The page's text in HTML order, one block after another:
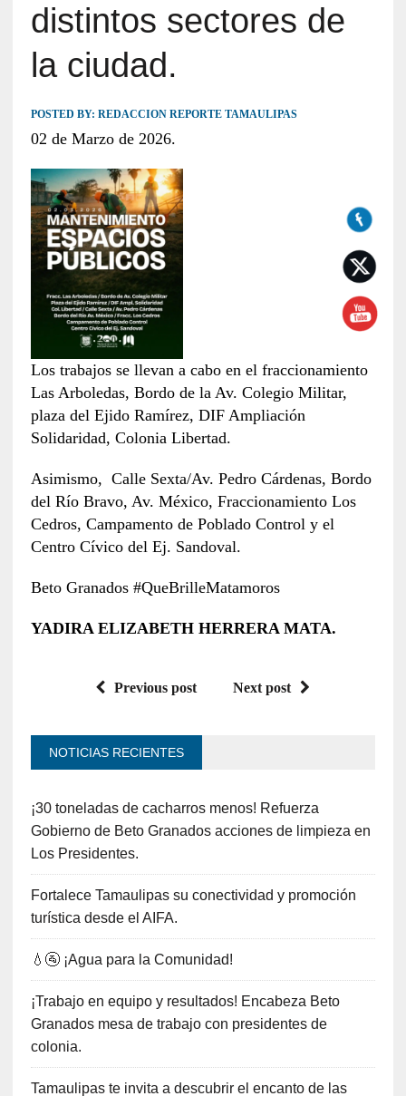
distintos sectores de
la ciudad.
POSTED BY: REDACCION REPORTE TAMAULIPAS
02 de Marzo de 2026.
Los trabajos se llevan a cabo en el fraccionamiento
Las Arboledas, Bordo de la Av. Colegio Militar,
plaza del Ejido Ramírez, DIF Ampliación
Solidaridad, Colonia Libertad.
Asimismo, Calle Sexta/Av. Pedro Cárdenas, Bordo
del Río Bravo, Av. México, Fraccionamiento Los
Cedros, Campamento de Poblado Control y el
Centro Cívico del Ej. Sandoval.
Beto Granados #QueBrilleMatamoros
YADIRA ELIZABETH HERRERA MATA.
Previous post Next post
NOTICIAS RECIENTES
¡30 toneladas de cacharros menos! Refuerza
Gobierno de Beto Granados acciones de limpieza en
Los Presidentes.
Fortalece Tamaulipas su conectividad y promoción
turística desde el AIFA.
💧🚰 ¡Agua para la Comunidad!
¡Trabajo en equipo y resultados! Encabeza Beto
Granados mesa de trabajo con presidentes de
colonia.
Tamaulipas te invita a descubrir el encanto de las